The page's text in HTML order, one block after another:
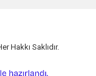
Hakkı Saklıdır.